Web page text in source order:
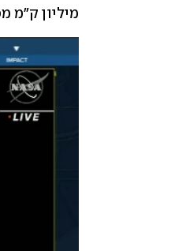
מיליון ק"מ